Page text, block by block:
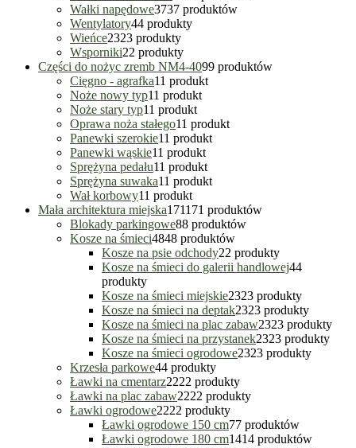
Wałki napędowe3737 produktów
Wentylatory44 produkty
Wieńce2323 produkty
Wsporniki22 produkty
Części do nożyc zremb NM4-4099 produktów
Cięgno - agrafka11 produkt
Noże nowy typ11 produkt
Noże stary typ11 produkt
Oprawa noża stałego11 produkt
Panewki szerokie11 produkt
Panewki wąskie11 produkt
Sprężyna pedału11 produkt
Sprężyna suwaka11 produkt
Wał korbowy11 produkt
Mała architektura miejska171171 produktów
Blokady parkingowe88 produktów
Kosze na śmieci4848 produktów
Kosze na psie odchody22 produkty
Kosze na śmieci do galerii handlowej44
produkty
Kosze na śmieci miejskie2323 produkty
Kosze na śmieci na deptak2323 produkty
Kosze na śmieci na plac zabaw2323 produkty
Kosze na śmieci na przystanek2323 produkty
Kosze na śmieci ogrodowe2323 produkty
Krzesła parkowe44 produkty
Ławki na cmentarz2222 produkty
Ławki na plac zabaw2222 produkty
Ławki ogrodowe2222 produkty
Ławki ogrodowe 150 cm77 produktów
Ławki ogrodowe 180 cm1414 produktów